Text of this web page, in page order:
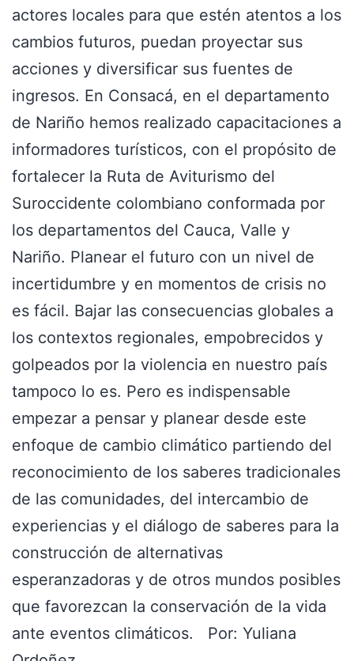
actores locales para que estén atentos a los
cambios futuros, puedan proyectar sus
acciones y diversificar sus fuentes de
ingresos. En Consacá, en el departamento
de Nariño hemos realizado capacitaciones a
informadores turísticos, con el propósito de
fortalecer la Ruta de Aviturismo del
Suroccidente colombiano conformada por
los departamentos del Cauca, Valle y
Nariño. Planear el futuro con un nivel de
incertidumbre y en momentos de crisis no
es fácil. Bajar las consecuencias globales a
los contextos regionales, empobrecidos y
golpeados por la violencia en nuestro país
tampoco lo es. Pero es indispensable
empezar a pensar y planear desde este
enfoque de cambio climático partiendo del
reconocimiento de los saberes tradicionales
de las comunidades, del intercambio de
experiencias y el diálogo de saberes para la
construcción de alternativas
esperanzadoras y de otros mundos posibles
que favorezcan la conservación de la vida
ante eventos climáticos. Por: Yuliana